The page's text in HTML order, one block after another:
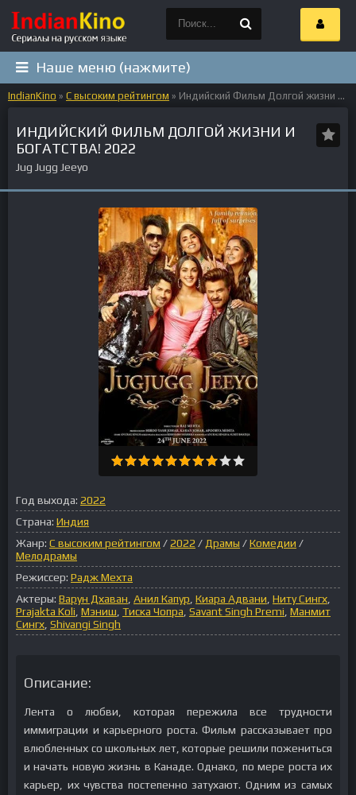
Наше меню (нажмите)
IndianKino » С высоким рейтингом » Индийский Фильм Долгой жизни и богатства! 2022
ИНДИЙСКИЙ ФИЛЬМ ДОЛГОЙ ЖИЗНИ И
БОГАТСТВА! 2022
Jug Jugg Jeeyo
Год выхода: 2022
Страна: Индия
Жанр: С высоким рейтингом /2022 / Драмы /Комедии /
Мелодрамы
Режиссер: Радж Мехта
Актеры: Варун Дхаван Анил Капур Киара Адвани Ниту Сингх
Prajakta Koli Мэниш Тиска Чопра Savant Singh Premi Манмит
Сингх Shivangi Singh
Описание:
Лента о любви, которая пережила все трудности
иммиграции и карьерного роста. Фильм рассказывает про
влюбленных со школьных лет, которые решили пожениться
и начать новую жизнь в Канаде. Однако, по мере роста их
карьер, их чувства постепенно затухают. Одним из самых